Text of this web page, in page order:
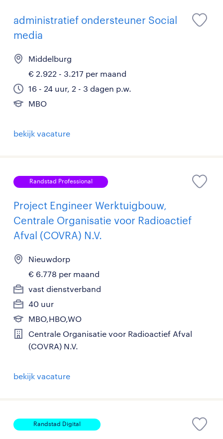
administratief ondersteuner Social
media
Middelburg
€ 2.922 - 3.217 per maand
16 - 24 uur, 2 - 3 dagen p.w.
MBO
bekijk vacature
Randstad Professional
Project Engineer Werktuigbouw,
Centrale Organisatie voor Radioactief
Afval (COVRA) N.V.
Nieuwdorp
€ 6.778 per maand
vast dienstverband
40 uur
MBO,HBO,WO
Centrale Organisatie voor Radioactief Afval
(COVRA) N.V.
bekijk vacature
Randstad Digital